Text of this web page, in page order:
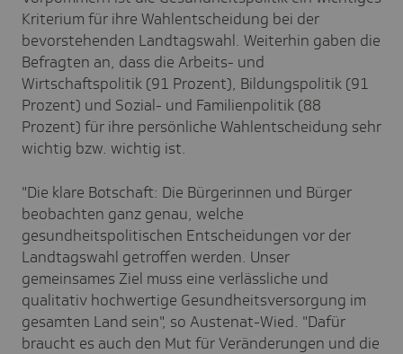
Kriterium für ihre Wahlentscheidung bei der
bevorstehenden Landtagswahl. Weiterhin gaben die
Befragten an, dass die Arbeits- und
Wirtschaftspolitik (91 Prozent), Bildungspolitik (91
Prozent) und Sozial- und Familienpolitik (88
Prozent) für ihre persönliche Wahlentscheidung sehr
wichtig bzw. wichtig ist.
"Die klare Botschaft: Die Bürgerinnen und Bürger
beobachten ganz genau, welche
gesundheitspolitischen Entscheidungen vor der
Landtagswahl getroffen werden. Unser
gemeinsames Ziel muss eine verlässliche und
qualitativ hochwertige Gesundheitsversorgung im
gesamten Land sein", so Austenat-Wied. "Dafür
braucht es auch den Mut für Veränderungen und die